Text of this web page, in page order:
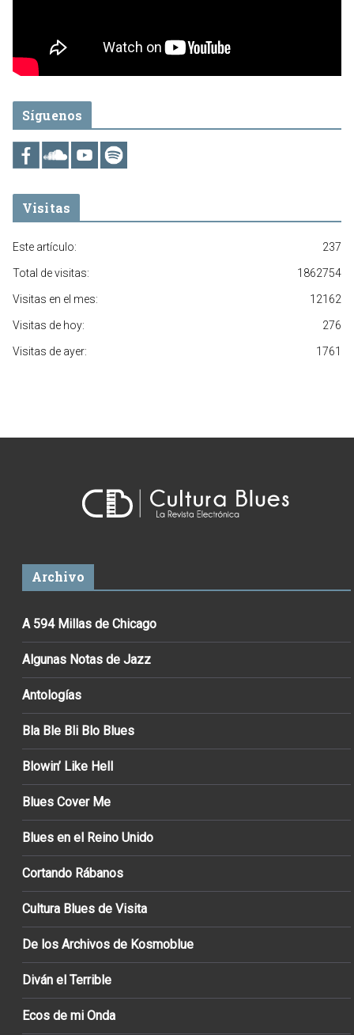
Síguenos
Visitas
237
Este artículo:
1862754
Total de visitas:
12162
Visitas en el mes:
276
Visitas de hoy:
1761
Visitas de ayer:
Archivo
A 594 Millas de Chicago
Algunas Notas de Jazz
Antologías
Bla Ble Bli Blo Blues
Blowin’ Like Hell
Blues Cover Me
Blues en el Reino Unido
Cortando Rábanos
Cultura Blues de Visita
De los Archivos de Kosmoblue
Diván el Terrible
Ecos de mi Onda